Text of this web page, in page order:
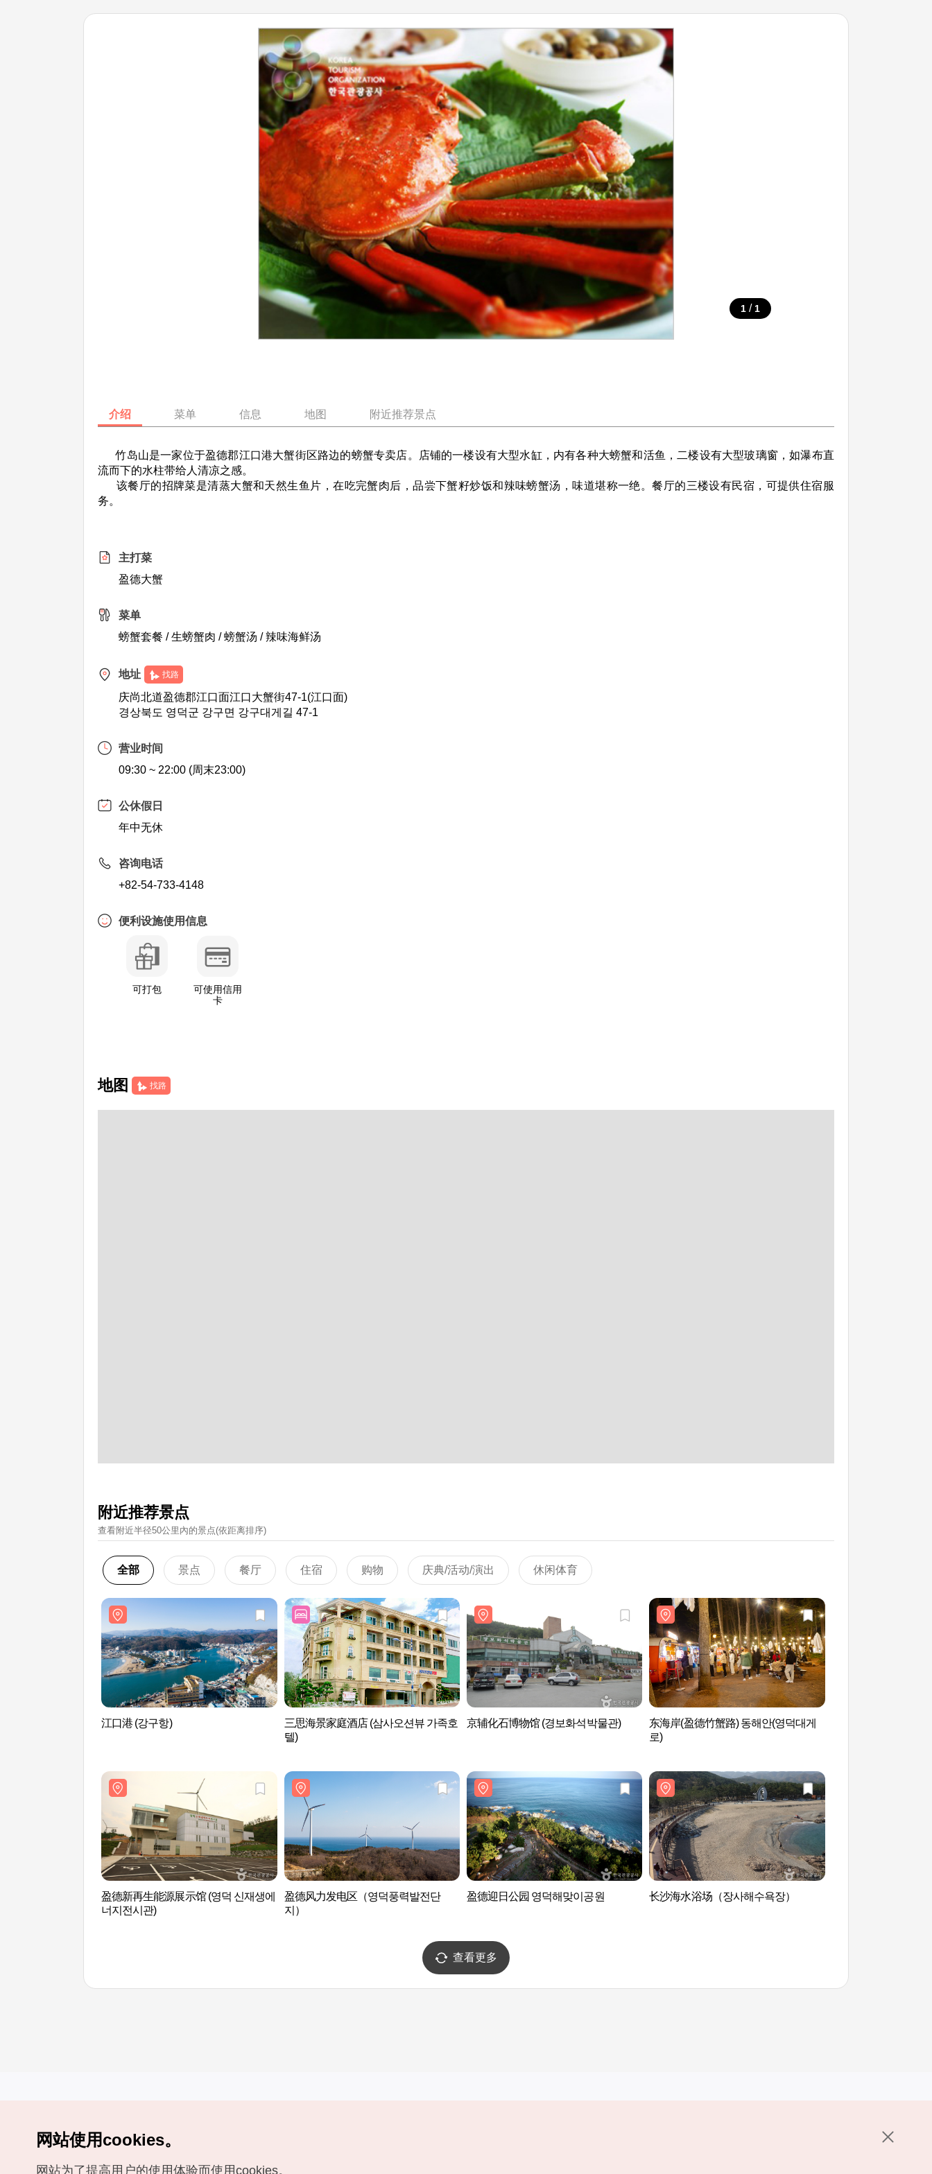
1 / 1
介绍 菜单 信息 地图 附近推荐景点
竹岛山是一家位于盈德郡江口港大蟹街区路边的螃蟹专卖店。店铺的一楼设有大型水缸，内有各种大螃蟹和活鱼，二楼设有大型玻璃窗，如瀑布直
流而下的水柱带给人清凉之感。
该餐厅的招牌菜是清蒸大蟹和天然生鱼片，在吃完蟹肉后，品尝下蟹籽炒饭和辣味螃蟹汤，味道堪称一绝。餐厅的三楼设有民宿，可提供住宿服
务。
主打菜
盈德大蟹
菜单
螃蟹套餐 / 生螃蟹肉 / 螃蟹汤 / 辣味海鲜汤
地址 找路
庆尚北道盈德郡江口面江口大蟹街47-1(江口面)
경상북도 영덕군 강구면 강구대게길 47-1
营业时间
09:30 ~ 22:00 (周末23:00)
公休假日
年中无休
咨询电话
+82-54-733-4148
便利设施使用信息
可打包
可使用信用
卡
地图 找路
附近推荐景点
查看附近半径50公里內的景点(依距离排序)
全部 景点 餐厅 住宿 购物 庆典/活动/演出 休闲体育
江口港 (강구항)
三思海景家庭酒店 (삼사오션뷰 가족호
텔)
京辅化石博物馆 (경보화석박물관)
东海岸(盈德竹蟹路) 동해안(영덕대게
로)
盈德新再生能源展示馆 (영덕 신재생에
너지전시관)
盈德风力发电区（영덕풍력발전단
지）
盈德迎日公园 영덕해맞이공원 长沙海水浴场（장사해수욕장）
查看更多
如有相关疑问或建议，欢迎来信。VISITKOREA官方邮箱
网站使用cookies。
网站为了提高用户的使用体验而使用cookies。